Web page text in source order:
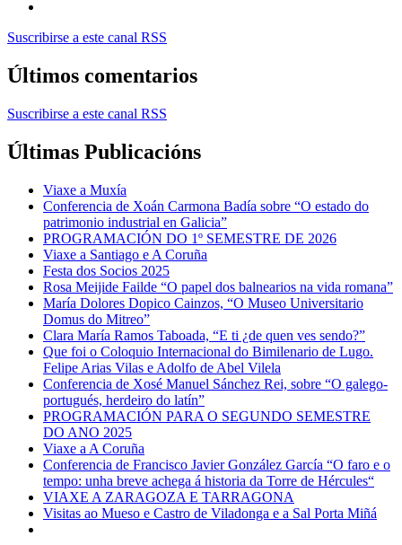
Suscribirse a este canal RSS
Últimos comentarios
Suscribirse a este canal RSS
Últimas Publicacións
Viaxe a Muxía
Conferencia de Xoán Carmona Badía sobre “O estado do
patrimonio industrial en Galicia”
PROGRAMACIÓN DO 1º SEMESTRE DE 2026
Viaxe a Santiago e A Coruña
Festa dos Socios 2025
Rosa Meijide Failde “O papel dos balnearios na vida romana”
María Dolores Dopico Cainzos, “O Museo Universitario
Domus do Mitreo”
Clara María Ramos Taboada, “E ti ¿de quen ves sendo?”
Que foi o Coloquio Internacional do Bimilenario de Lugo.
Felipe Arias Vilas e Adolfo de Abel Vilela
Conferencia de Xosé Manuel Sánchez Rei, sobre “O galego-
portugués, herdeiro do latín”
PROGRAMACIÓN PARA O SEGUNDO SEMESTRE
DO ANO 2025
Viaxe a A Coruña
Conferencia de Francisco Javier González García “O faro e o
tempo: unha breve achega á historia da Torre de Hércules“
VIAXE A ZARAGOZA E TARRAGONA
Visitas ao Mueso e Castro de Viladonga e a Sal Porta Miñá